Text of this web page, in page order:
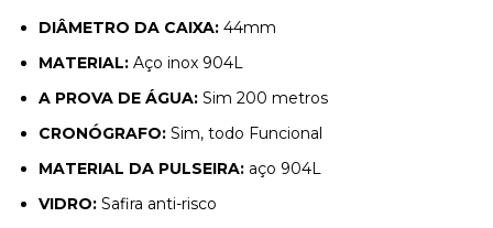
DIÂMETRO DA CAIXA: 44mm
MATERIAL: Aço inox 904L
A PROVA DE ÁGUA: Sim 200 metros
CRONÓGRAFO: Sim, todo Funcional
MATERIAL DA PULSEIRA: aço 904L
VIDRO: Safira anti-risco